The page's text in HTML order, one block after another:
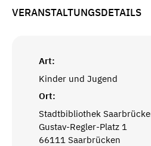
VERANSTALTUNGSDETAILS
Art:
Kinder und Jugend
Ort:
Stadtbibliothek
Gustav-Regler-Platz 1
66111 Saarbrücken